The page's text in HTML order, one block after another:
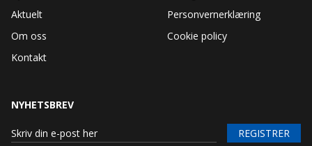
Aktuelt
Om oss
Kontakt
Personvernerklæring
Cookie policy
NYHETSBREV
REGISTRER